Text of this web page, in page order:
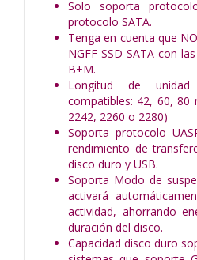
Solo soporta
protocolo SATA.
Tenga en cuenta que
NGFF SSD SATA con
B+M.
Longitud de unidad
compatibles: 42, 60,
2242, 2260 o 2280)
Soporta protocolo
rendimiento de
disco duro y USB.
Soporta Modo de
activará
actividad, ahorrando
duración del disco.
Capacidad disco duro